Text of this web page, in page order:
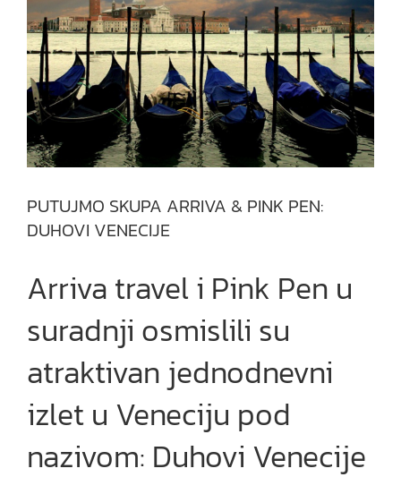
PUTUJMO SKUPA ARRIVA & PINK PEN:
DUHOVI VENECIJE
Arriva travel i Pink Pen u
suradnji osmislili su
atraktivan jednodnevni
izlet u Veneciju pod
nazivom: Duhovi Venecije